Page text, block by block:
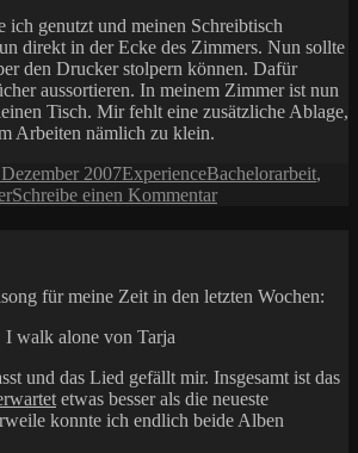
ich genutzt und meinen Schreibtisch
direkt in der Ecke des Zimmers. Nun sollte
den Drucker stolpern können. Dafür
aussortieren. In meinem Zimmer ist nun
Tisch. Mir fehlt eine zusätzliche Ablage,
Arbeiten nämlich zu klein.
2007Kategorien
ExperienceSchlagwörter
Bachelorarbeit,
Schreibe einen Kommentarzu
für meine Zeit in den letzten Wochen:
I walk alone von Tarja
und das Lied gefällt mir. Insgesamt ist das
etwas besser als die neueste
konnte ich endlich beide Alben